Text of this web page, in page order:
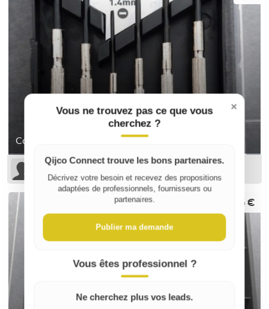
Coffret de tournevis de précision
Sophie B
6 €
×
Vous ne trouvez pas ce que vous
cherchez ?
Qijco Connect trouve les bons partenaires.
Décrivez votre besoin et recevez des propositions
adaptées de professionnels, fournisseurs ou
partenaires.
Publier ma demande
Vous êtes professionnel ?
Ne cherchez plus vos leads.